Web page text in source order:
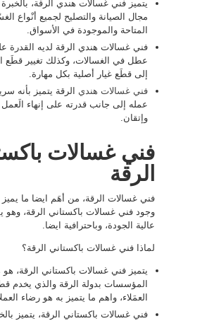
يتميز فني غسالات هندي الرقة،
مجال الصيانة والتصليح لجميع أنْواع
المتاحة والموجودة في الأسواق.
فني غسالات هندي الرقة لديه القدرة
عطل في الغسالات، وكذلك تغيير قطَع
إلى قطَع غيار أصلية بكل مهارة.
فني غسالات هندي الرقة يتميز بأنه
عمله إلى جانب قدرته على إنهاء
وإتقان.
فني غسالات
الرقة
فني غسالات الرقة، من أهَم ايضا ما
وجود فني غسالات باكستاني الرقة، وهو
عالية الجودة، وباحترافية ايضا.
لماذا فني غسالات باكستاني الرقة؟
يتميز فني غسالات باكستاني الرقة،
المؤسسات بدولة الرقة والذي يخدم
العمَلاء، واهم ما يتميز به هو رضاء
فني غسالات باكستاني الرقة، يتميز